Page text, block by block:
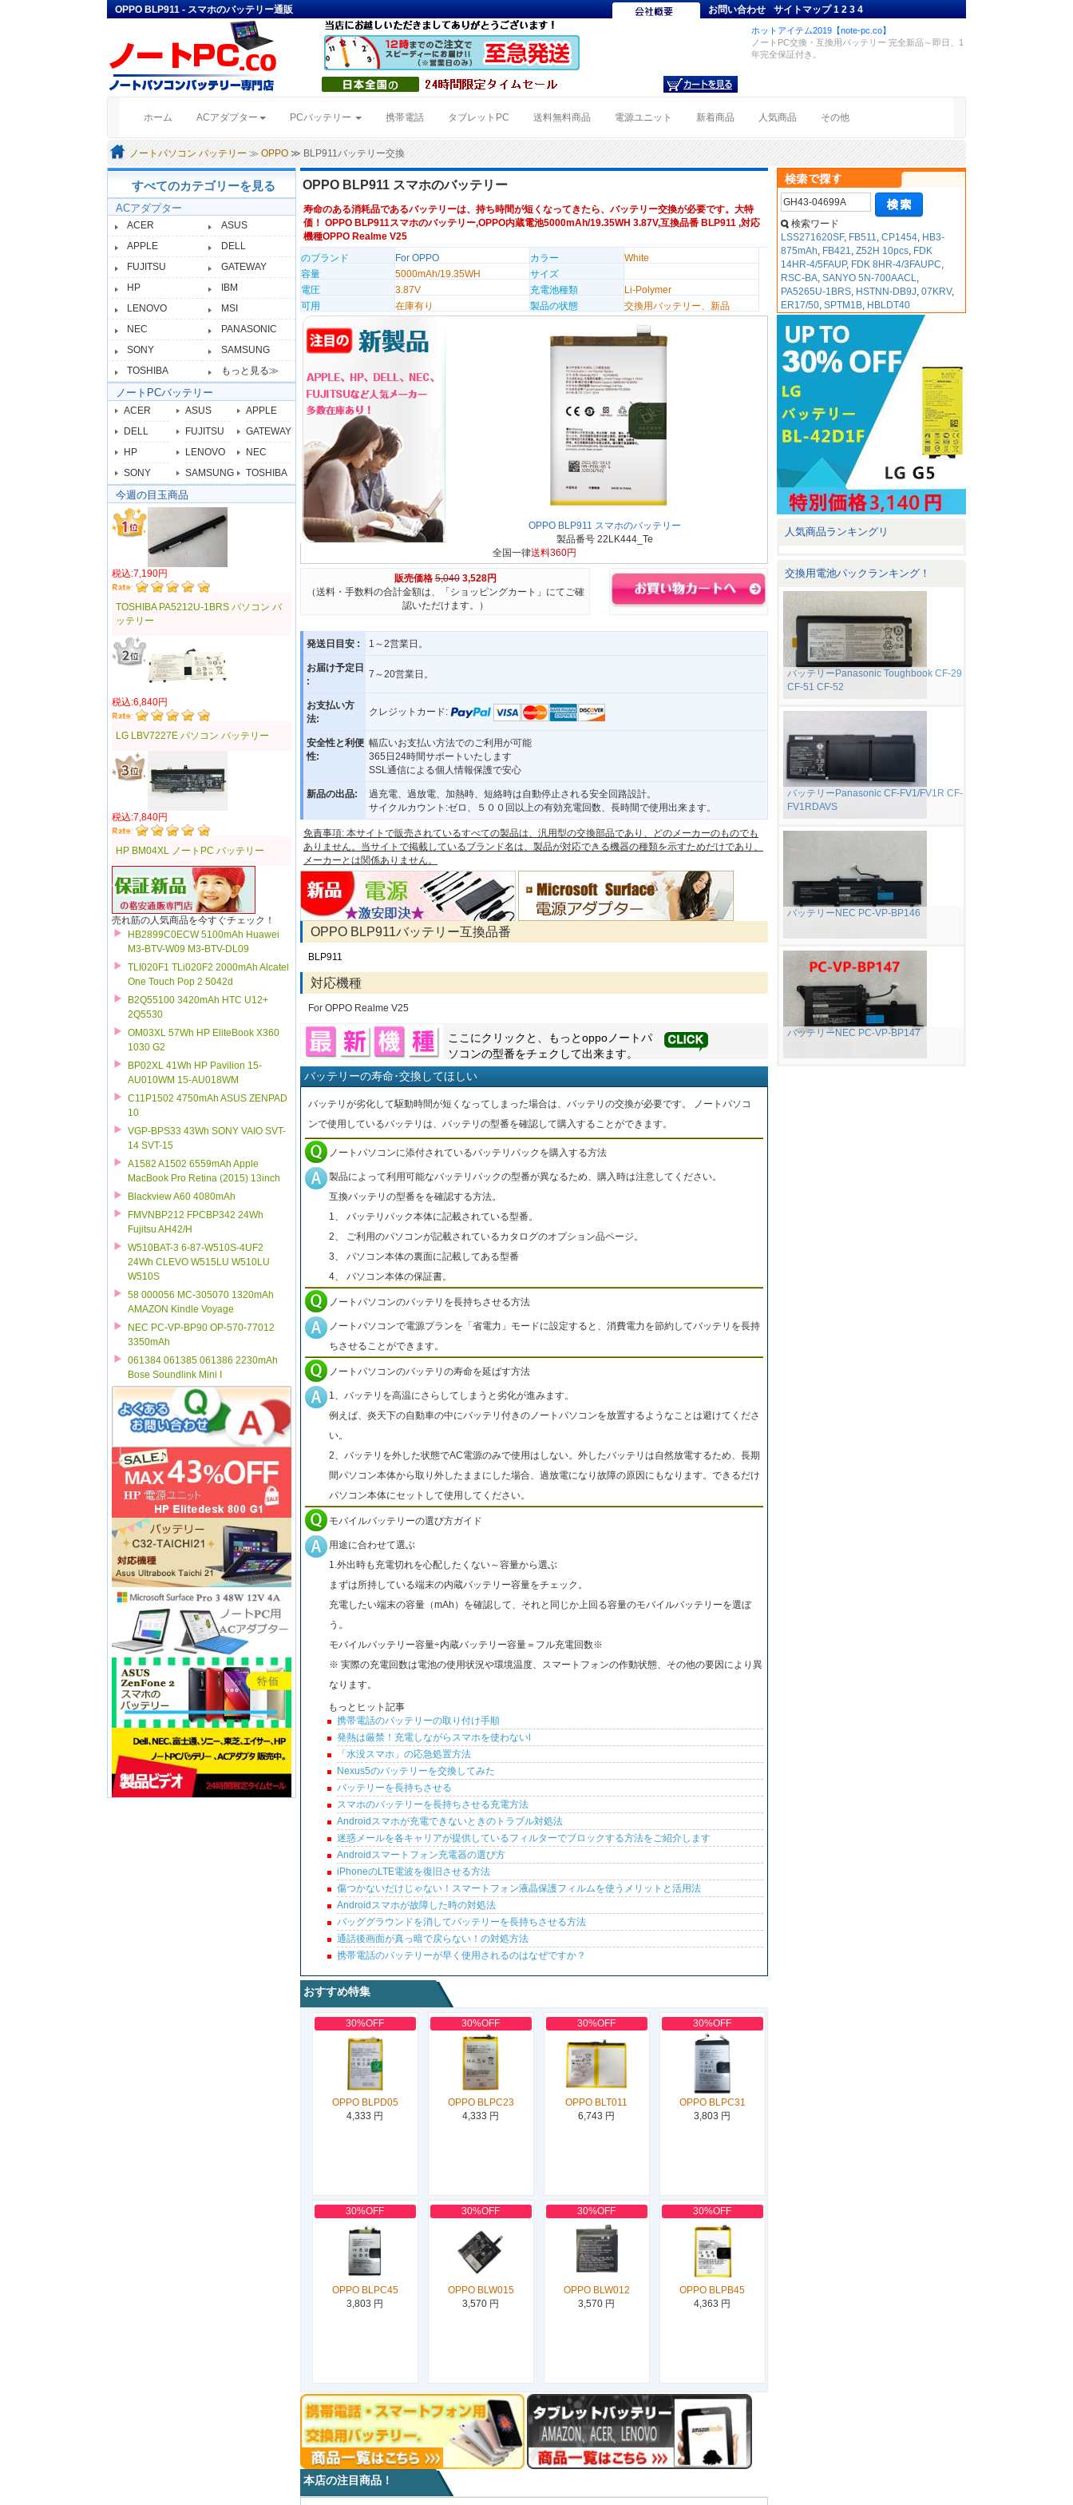
OPPO BLP911 - スマホのバッテリー通販 お問い合わせ サイトマップ 1234
ホットアイテム2019【note-pc.co】
ノートPC交換・互換用バッテリー 完全新品～即日、1
年完全保証付き。
ホーム (current)ACアダプター PCバッテリー 携帯電話 タブレットPC 送料無料商品 電源ユニット 新着商品 人気商品 その他
ノートパソコン バッテリー ≫OPPO ≫ BLP911バッテリー交換
すべてのカテゴリーを見る
ACアダプター
ACER
ASUS
APPLE
DELL
FUJITSU
GATEWAY
HP
IBM
LENOVO
MSI
NEC
PANASONIC
SONY
SAMSUNG
TOSHIBA
もっと見る≫
ノートPCバッテリー
ACER ASUS
APPLE
DELL
FUJITSU
GATEWAY
HP
LENOVO
NEC
SONY
SAMSUNG TOSHIBA
今週の目玉商品
税込:7,190円
TOSHIBA PA5212U-1BRS パソコン バ
ッテリー
税込:6,840円
LG LBV7227E パソコン バッテリー
税込:7,840円
HP BM04XL ノートPC バッテリー
売れ筋の人気商品を今すぐチェック！
HB2899C0ECW 5100mAh Huawei
M3-BTV-W09 M3-BTV-DL09
TLI020F1 TLi020F2 2000mAh Alcatel
One Touch Pop 2 5042d
B2Q55100 3420mAh HTC U12+
2Q5530
OM03XL 57Wh HP EliteBook X360
1030 G2
BP02XL 41Wh HP Pavilion 15-
AU010WM 15-AU018WM
C11P1502 4750mAh ASUS ZENPAD
10
VGP-BPS33 43Wh SONY VAIO SVT-
14 SVT-15
A1582 A1502 6559mAh Apple
MacBook Pro Retina (2015) 13inch
Blackview A60 4080mAh
FMVNBP212 FPCBP342 24Wh
Fujitsu AH42/H
W510BAT-3 6-87-W510S-4UF2
24Wh CLEVO W515LU W510LU
W510S
58 000056 MC-305070 1320mAh
AMAZON Kindle Voyage
NEC PC-VP-BP90 OP-570-77012
3350mAh
061384 061385 061386 2230mAh
Bose Soundlink Mini I
OPPO BLP911 スマホのバッテリー
寿命のある消耗品であるバッテリーは、持ち時間が短くなってきたら、バッテリー交換が必要です。大特
価！ OPPO BLP911スマホのバッテリー,OPPO内蔵電池5000mAh/19.35WH 3.87V,互換品番 BLP911 ,対応
機種OPPO Realme V25
のブランド
For OPPO カラー
White
容量
5000mAh/19.35WH
サイズ
電圧
3.87V 充電池種類
Li-Polymer
可用
在庫有り 製品の状態 交換用バッテリー、新品
OPPO BLP911 スマホのバッテリー
製品番号 22LK444_Te
全国一律送料360円
販売価格 5,040 3,528円
（送料・手数料の合計金額は、「ショッピングカート」にてご確
認いただけます。）
発送日目安 : 1～2営業日。
お届け予定日
:
7～20営業日。
お支払い方
法:
クレジットカード:
安全性と利便
性:
幅広いお支払い方法でのご利用が可能
365日24時間サポートいたします
SSL通信による個人情報保護で安心
新品の出品:
過充電、過放電、加熱時、短絡時は自動停止される安全回路設計。
サイクルカウント:ゼロ、５００回以上の有効充電回数、長時間で使用出来ます。
免責事項: 本サイトで販売されているすべての製品は、汎用型の交換部品であり、どのメーカーのものでも
ありません。当サイトで掲載しているブランド名は、製品が対応できる機器の種類を示すためだけであり、
メーカーとは関係ありません。
OPPO BLP911バッテリー互換品番
BLP911
対応機種
For OPPO Realme V25
ここにクリックと、もっとoppoノートパ
ソコンの型番をチェクして出来ます。
バッテリーの寿命･交換してほしい
バッテリが劣化して駆動時間が短くなってしまった場合は、バッテリの交換が必要です。 ノートパソコ
ンで使用しているバッテリは、バッテリの型番を確認して購入することができます。
ノートパソコンに添付されているバッテリパックを購入する方法
製品によって利用可能なバッテリパックの型番が異なるため、購入時は注意してください。
互換バッテリの型番をを確認する方法。
1、 バッテリパック本体に記載されている型番。
2、 ご利用のパソコンが記載されているカタログのオプション品ページ。
3、 パソコン本体の裏面に記載してある型番
4、 パソコン本体の保証書。
ノートパソコンのバッテリを長持ちさせる方法
ノートパソコンで電源プランを「省電力」モードに設定すると、消費電力を節約してバッテリを長持
ちさせることができます。
ノートパソコンのバッテリの寿命を延ばす方法
1、バッテリを高温にさらしてしまうと劣化が進みます。
例えば、炎天下の自動車の中にバッテリ付きのノートパソコンを放置するようなことは避けてくださ
い。
2、バッテリを外した状態でAC電源のみで使用はしない。外したバッテリは自然放電するため、長期
間パソコン本体から取り外したままにした場合、過放電になり故障の原因にもなります。できるだけ
パソコン本体にセットして使用してください。
モバイルバッテリーの選び方ガイド
用途に合わせて選ぶ
1.外出時も充電切れを心配したくない～容量から選ぶ
まずは所持している端末の内蔵バッテリー容量をチェック。
充電したい端末の容量（mAh）を確認して、それと同じか上回る容量のモバイルバッテリーを選ぼ
う。
モバイルバッテリー容量÷内蔵バッテリー容量＝フル充電回数※
※ 実際の充電回数は電池の使用状況や環境温度、スマートフォンの作動状態、その他の要因により異
なります。
もっとヒット記事
携帯電話のバッテリーの取り付け手順
発熱は厳禁！充電しながらスマホを使わないl
「水没スマホ」の応急処置方法
Nexus5のバッテリーを交換してみた
バッテリーを長持ちさせる
スマホのバッテリーを長持ちさせる充電方法
Androidスマホが充電できないときのトラブル対処法
迷惑メールを各キャリアが提供しているフィルターでブロックする方法をご紹介します
Androidスマートフォン充電器の選び方
iPhoneのLTE電波を復旧させる方法
傷つかないだけじゃない！スマートフォン液晶保護フィルムを使うメリットと活用法
Androidスマホが故障した時の対処法
バッググラウンドを消してバッテリーを長持ちさせる方法
通話後画面が真っ暗で戻らない！の対処方法
携帯電話のバッテリーが早く使用されるのはなぜですか？
おすすめ特集
30%OFF
OPPO BLPD05
4,333 円
30%OFF
OPPO BLPC23
4,333 円
30%OFF
OPPO BLT011
6,743 円
30%OFF
OPPO BLPC31
3,803 円
30%OFF
OPPO BLPC45
3,803 円
30%OFF
OPPO BLW015
3,570 円
30%OFF
OPPO BLW012
3,570 円
30%OFF
OPPO BLPB45
4,363 円
本店の注目商品！
検索ワード
LSS271620SF, FB511,CP1454, HB3-
875mAh, FB421,Z52H 10pcs, FDK
14HR-4/5FAUP, FDK 8HR-4/3FAUPC,
RSC-BA,SANYO 5N-700AACL,
PA5265U-1BRS, HSTNN-DB9J,07KRV,
ER17/50,SPTM1B, HBLDT40
人気商品ランキングリ
交換用電池パックランキング！
バッテリーPanasonic Toughbook CF-29
CF-51 CF-52
バッテリーPanasonic CF-FV1/FV1R CF-
FV1RDAVS
バッテリーNEC PC-VP-BP146
バッテリーNEC PC-VP-BP147